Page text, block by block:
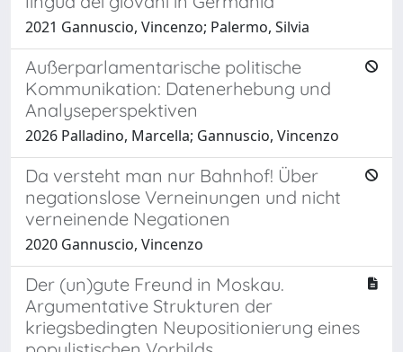
2021 Gannuscio, Vincenzo; Palermo, Silvia
Außerparlamentarische politische
Kommunikation: Datenerhebung und
Analyseperspektiven
2026 Palladino, Marcella; Gannuscio, Vincenzo
Da versteht man nur Bahnhof! Über
negationslose Verneinungen und nicht
verneinende Negationen
2020 Gannuscio, Vincenzo
Der (un)gute Freund in Moskau.
Argumentative Strukturen der
kriegsbedingten Neupositionierung eines